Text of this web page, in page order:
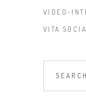
VIDEO-
VITA